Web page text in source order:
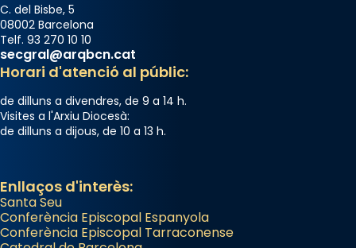
Des de 1985 hi participa també un grup de
diablesses amb música i ball propis. Festa
gran a Mataró.
Santes a Mataró»🥵.
Photo
C. del Bisbe, 5
08002 Barcelona
Telf. 93 270 10 10
secgral@arqbcn.cat
Horari d'atenció al públic:
de dilluns a divendres, de 9 a 14 h.
Visites a l'Arxiu Diocesà:
de dilluns a dijous, de 10 a 13 h.
Enllaços d'interès:
Santa Seu
Conferència Episcopal Espanyola
Conferència Episcopal Tarraconense